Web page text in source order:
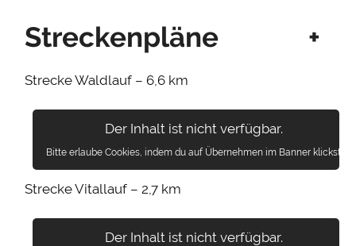
Streckenpläne +
Strecke Waldlauf – 6,6 km
Der Inhalt ist nicht verfügbar.
Bitte erlaube Cookies, indem du auf Übernehmen im Banner klickst.
Strecke Vitallauf – 2,7 km
Der Inhalt ist nicht verfügbar.